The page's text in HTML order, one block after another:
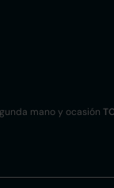
mano y ocasión